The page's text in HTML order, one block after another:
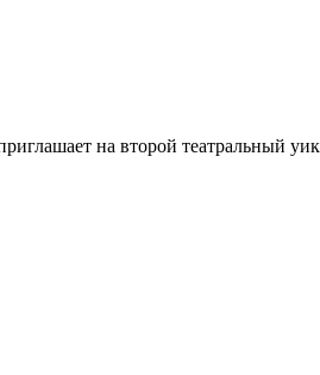
на второй театральный